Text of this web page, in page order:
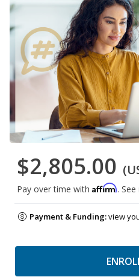
$2,805.00
Pay over time with Affirm.
Payment & Funding:view